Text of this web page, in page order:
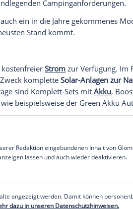
können mit ein paar Tipps
Das sind die
Camping-Neulinge wollen
und setzen auf einen
die grundlegenden
Sie auch ein in die Jahre
dem neusten Stand kommt.
und kostenfreierStromzur